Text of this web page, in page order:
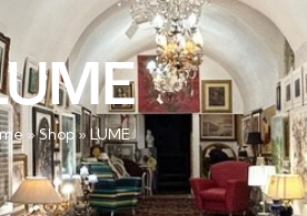
»Shop»LUME